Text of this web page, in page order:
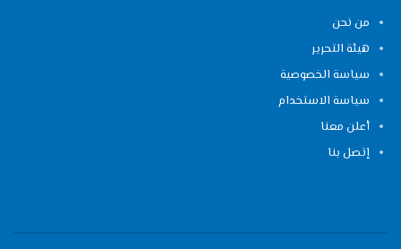
من نحن
هيئة التحرير
سياسة الخصوصية
سياسة الاستخدام
أعلن معنا
إتصل بنا